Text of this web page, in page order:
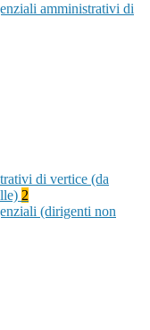
amministrativi di
di vertice (da
2
(dirigenti non